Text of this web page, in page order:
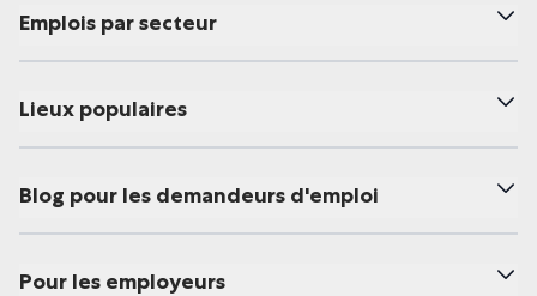
Emplois par secteur
Lieux populaires
Blog pour les demandeurs d'emploi
Pour les employeurs